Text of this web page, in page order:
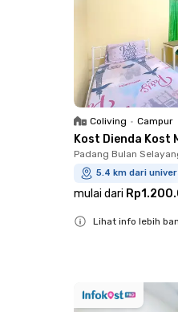
Coliving • Campur
Kost Dienda Kost
Padang Bulan
5.4 km dari
mulai dari
Lihat info lebih